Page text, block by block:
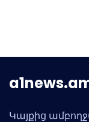
Կայքից